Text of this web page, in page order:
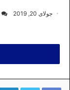
جولای 20, 2019